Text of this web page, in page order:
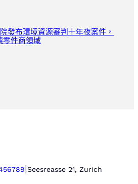
發布環境資源審判十年夜案件，
零件商領域
Seesreasse 21, Zurich